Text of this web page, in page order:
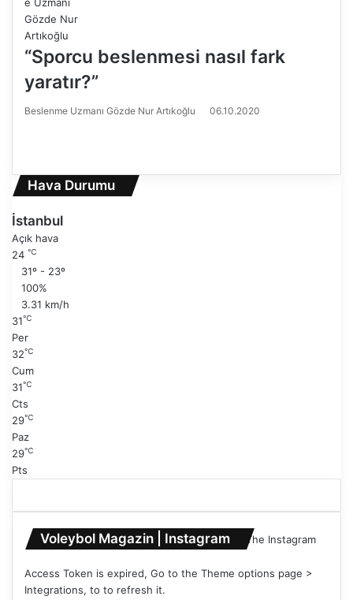
“Sporcu beslenmesi nasıl fark
yaratır?”
Beslenme Uzmanı Gözde Nur Artıkoğlu 06.10.2020
e
k
i
a
y
f
a
n
r
a
i
s
a
y
f
Hava Durumu
İstanbul
Açık hava
24 ℃
31º - 23º
100%
3.31 km/h
31℃
Per
32℃
Cum
31℃
Cts
29℃
Paz
29℃
Pts
Voleybol Magazin | Instagram The Instagram
Access Token is expired, Go to the Theme options page >
Integrations, to to refresh it.